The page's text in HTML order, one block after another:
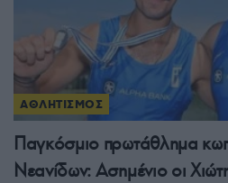
ΑΘΛΗΤΙΣΜΟΣ
Παγκόσμιο πρωτάθλημα
Νεανίδων: Ασημένιο οι